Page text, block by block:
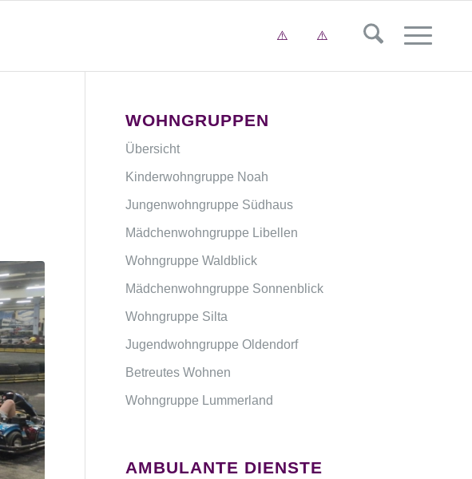
WOHNGRUPPEN
Übersicht
Kinderwohngruppe Noah
Jungenwohngruppe Südhaus
Mädchenwohngruppe Libellen
Wohngruppe Waldblick
Mädchenwohngruppe Sonnenblick
Wohngruppe Silta
Jugendwohngruppe Oldendorf
Betreutes Wohnen
Wohngruppe Lummerland
AMBULANTE DIENSTE